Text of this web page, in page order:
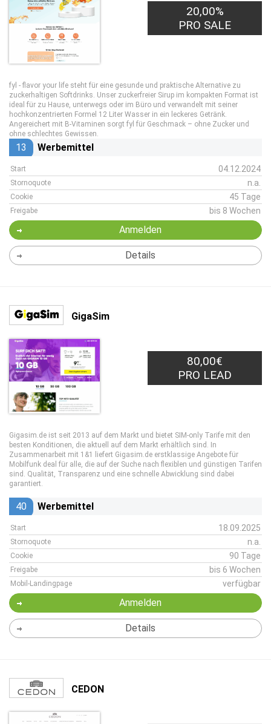
20,00%
PRO SALE
fyl - flavor your life steht für eine gesunde und praktische Alternative zu
zuckerhaltigen Softdrinks. Unser zuckerfreier Sirup im kompakten Format ist
ideal für zu Hause, unterwegs oder im Büro und verwandelt mit seiner
hochkonzentrierten Formel 12 Liter Wasser in ein leckeres Getränk.
Angereichert mit B-Vitaminen sorgt fyl für Geschmack – ohne Zucker und
ohne schlechtes Gewissen.
13 Werbemittel
Start 04.12.2024
Stornoquote n.a.
Cookie 45 Tage
Freigabe bis 8 Wochen
Anmelden
Details
GigaSim
80,00€
PRO LEAD
Gigasim.de ist seit 2013 auf dem Markt und bietet SIM-only Tarife mit den
besten Konditionen, die aktuell auf dem Markt erhältlich sind. In
Zusammenarbeit mit 1&1 liefert Gigasim.de erstklassige Angebote für
Mobilfunk deal für alle, die auf der Suche nach flexiblen und günstigen Tarifen
sind. Qualität, Transparenz und eine schnelle Abwicklung sind dabei
garantiert.
40 Werbemittel
Start 18.09.2025
Stornoquote n.a.
Cookie 90 Tage
Freigabe bis 6 Wochen
Mobil-Landingpage verfügbar
Anmelden
Details
CEDON